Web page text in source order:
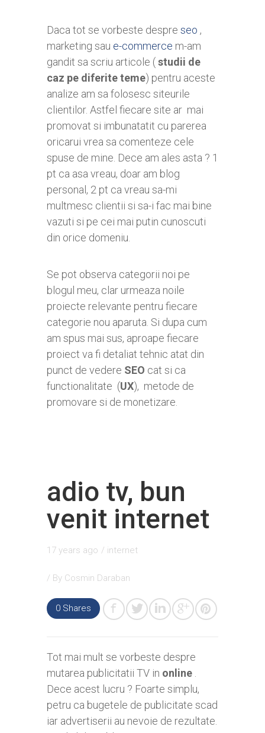
Daca tot se vorbeste despre seo ,
marketing sau e-commerce m-am
gandit sa scriu articole (studii de
caz pe diferite teme) pentru aceste
analize am sa folosesc siteurile
clientilor. Astfel fiecare site ar mai
promovat si imbunatatit cu parerea
oricarui vrea sa comenteze cele
spuse de mine. Dece am ales asta ? 1
pt ca asa vreau, doar am blog
personal, 2 pt ca vreau sa-mi
multmesc clientii si sa-i fac mai bine
vazuti si pe cei mai putin cunoscuti
din orice domeniu.
Se pot observa categorii noi pe
blogul meu, clar urmeaza noile
proiecte relevante pentru fiecare
categorie nou aparuta. Si dupa cum
am spus mai sus, aproape fiecare
proiect va fi detaliat tehnic atat din
punct de vedere SEO cat si ca
functionalitate (UX), metode de
promovare si de monetizare.
adio tv, bun
venit internet
17 years ago / internet
/ By Cosmin Daraban
0 Shares
Tot mai mult se vorbeste despre
mutarea publicitatii TV in online
Dece acest lucru ? Foarte simplu,
petru ca bugetele de publicitate scad
iar advertiserii au nevoie de rezultate.